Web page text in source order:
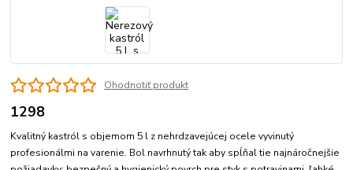
Ohodnotiť produkt
1298
Kvalitný kastról s objemom 5 l z nehrdzavejúcej ocele vyvinutý
profesionálmi na varenie. Bol navrhnutý tak aby spĺňal tie najnáročnejšie